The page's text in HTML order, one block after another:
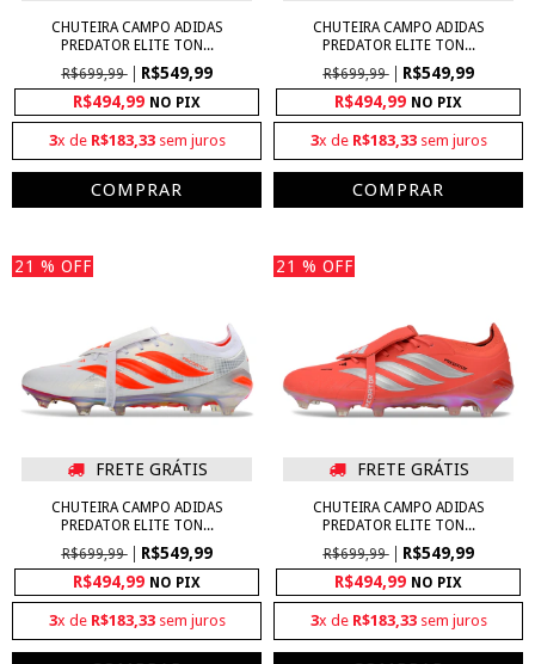
CHUTEIRA CAMPO ADIDAS
PREDATOR ELITE TON...
R$699,99
R$549,99
R$494,99 NO PIX
3x de R$183,33sem juros
COMPRAR
CHUTEIRA CAMPO ADIDAS
PREDATOR ELITE TON...
R$699,99
R$549,99
R$494,99 NO PIX
3x de R$183,33sem juros
COMPRAR
21 % OFF
FRETE GRÁTIS
CHUTEIRA CAMPO ADIDAS
PREDATOR ELITE TON...
R$699,99
R$549,99
R$494,99 NO PIX
3x de R$183,33sem juros
21 % OFF
FRETE GRÁTIS
CHUTEIRA CAMPO ADIDAS
PREDATOR ELITE TON...
R$699,99
R$549,99
R$494,99 NO PIX
3x de R$183,33sem juros